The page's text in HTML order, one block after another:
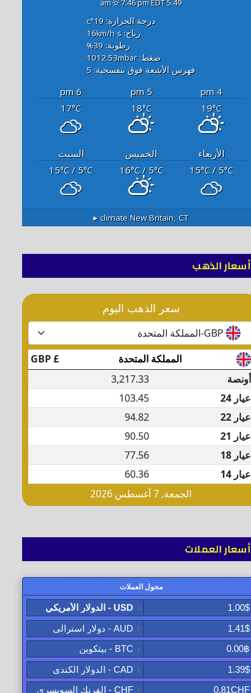
5:49 am
7:46 pm EDT
درجة الحرارة: 19
°c
رياح: 16 km/h s
رطوبة: 39
%
ضغط: 1012.53mbar
فهرس الأشعة فوق بنفسجية: 5
4 pm
5 pm
6 pm
19°C
18°C
17°C
الأربعاء الخميس
السبت
15°C/ 5°C
16°C/ 5°C
15°C / 5°C
New Britain, CT
أسعار الذهب
أسعار العملات